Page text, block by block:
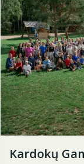
Kardokų